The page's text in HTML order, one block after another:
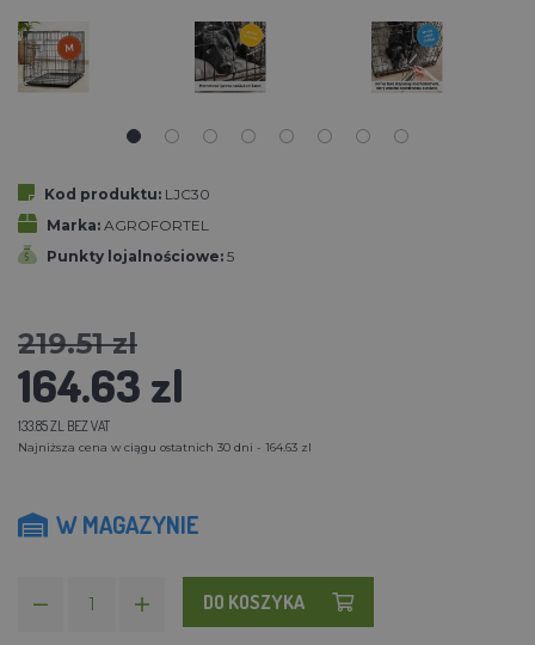
Kod produktu: LJC30
Marka: AGROFORTEL
Punkty lojalnościowe: 5
219.51 zl
164.63 zl
133.85 ZL BEZ VAT
Najniższa cena w ciągu ostatnich 30 dni - 164.63 zl
W MAGAZYNIE
DO KOSZYKA